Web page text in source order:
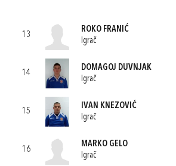
13
ROKO FRANIĆ
Igrač
14
DOMAGOJ DUVNJAK
Igrač
15
IVAN KNEZOVIĆ
Igrač
16
MARKO GELO
Igrač